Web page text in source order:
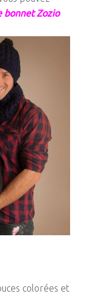
bonnet Zozio
colorées et